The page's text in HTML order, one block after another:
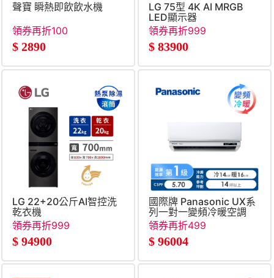
聲寶 瞬熱即飲飲水機
領券再折100
$ 2890
LG 75型 4K AI MRGB
LED顯示器
領券再折999
$ 83900
LG 22+20公斤AI智控洗
乾衣機
領券再折999
$ 94900
國際牌 Panasonic UX系
列一對一變頻冷暖空調
領券再折499
$ 96004